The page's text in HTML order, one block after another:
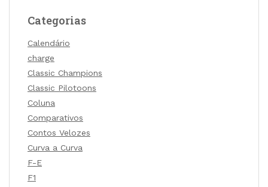
Categorias
Calendário
charge
Classic Champions
Classic Pilotoons
Coluna
Comparativos
Contos Velozes
Curva a Curva
F-E
F1